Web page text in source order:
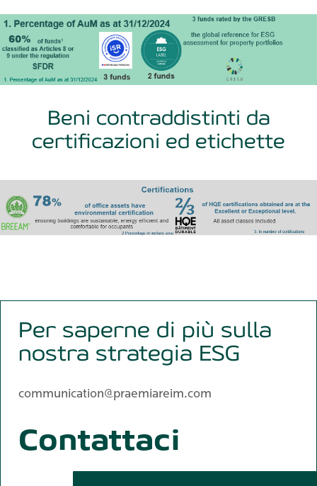
Beni contraddistinti da
certificazioni ed etichette
Per saperne di più sulla
nostra strategia ESG
communication@praemiareim.com
Contattaci